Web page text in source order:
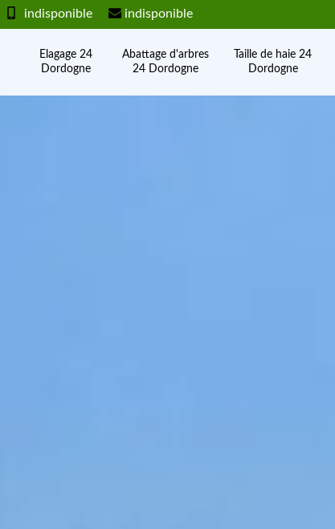
indisponible indisponible
Elagage 24
Dordogne
Abattage d'arbres
24 Dordogne
Taille de haie 24
Dordogne